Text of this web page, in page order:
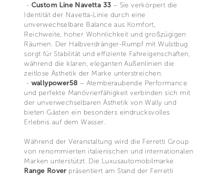
- Custom Line Navetta 33 – Sie verkörpert die
Identität der Navetta-Linie durch eine
unverwechselbare Balance aus Komfort,
Reichweite, hoher Wohnlichkeit und großzügigen
Räumen. Der Halbverdränger-Rumpf mit Wulstbug
sorgt für Stabilität und effiziente Fahreigenschaften,
während die klaren, eleganten Außenlinien die
zeitlose Ästhetik der Marke unterstreichen.
- wallypower58 – Atemberaubende Performance
und perfekte Manövrierfähigkeit verbinden sich mit
der unverwechselbaren Ästhetik von Wally und
bieten Gästen ein besonders eindrucksvolles
Erlebnis auf dem Wasser.
Während der Veranstaltung wird die Ferretti Group
von renommierten italienischen und internationalen
Marken unterstützt. Die Luxusautomobilmarke
Range Roverpräsentiert am Stand der Ferretti